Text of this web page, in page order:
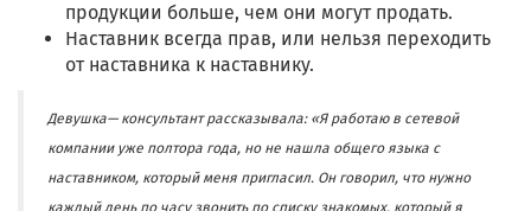
продукции больше, чем они могут продать.
Наставник всегда прав, или нельзя переходить
от наставника к наставнику.
Девушка— консультант рассказывала: «Я работаю в сетевой
компании уже полтора года, но не нашла общего языка с
наставником, который меня пригласил. Он говорил, что нужно
каждый день по часу звонить по списку знакомых, который я